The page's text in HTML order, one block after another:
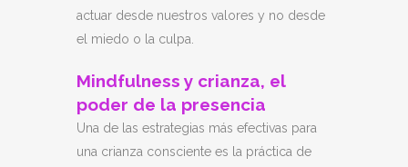
actuar desde nuestros valores y no desde
el miedo o la culpa.
Mindfulness y crianza, el
poder de la presencia
Una de las estrategias más efectivas para
una crianza consciente es la práctica de